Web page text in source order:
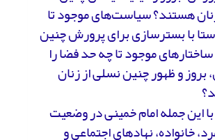
هستند؟ سیاست‌های موجود تا
با بسترسازی برای پرورش چنین
موجود تا چه حد فضا را
بروز و ظهور چنین نسلی از زنان
این جمله امام خمینی در وضعیت
خانواده، نهادهای اجتماعی و